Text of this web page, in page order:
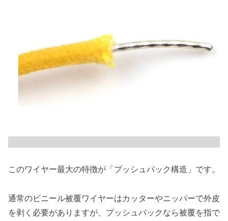
このワイヤー最大の特徴が「プッシュバック構造」です。
通常のビニール被覆ワイヤーはカッターやニッパーで外皮
を剥く必要がありますが、プッシュバックなら被覆を指で